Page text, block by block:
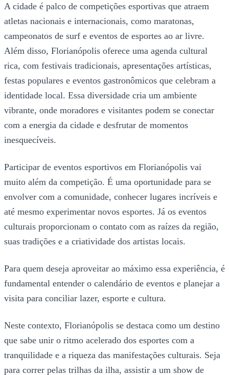
A cidade é palco de competições esportivas que atraem
atletas nacionais e internacionais, como maratonas,
campeonatos de surf e eventos de esportes ao ar livre.
Além disso, Florianópolis oferece uma agenda cultural
rica, com festivais tradicionais, apresentações artísticas,
festas populares e eventos gastronômicos que celebram a
identidade local. Essa diversidade cria um ambiente
vibrante, onde moradores e visitantes podem se conectar
com a energia da cidade e desfrutar de momentos
inesquecíveis.
Participar de eventos esportivos em Florianópolis vai
muito além da competição. É uma oportunidade para se
envolver com a comunidade, conhecer lugares incríveis e
até mesmo experimentar novos esportes. Já os eventos
culturais proporcionam o contato com as raízes da região,
suas tradições e a criatividade dos artistas locais.
Para quem deseja aproveitar ao máximo essa experiência, é
fundamental entender o calendário de eventos e planejar a
visita para conciliar lazer, esporte e cultura.
Neste contexto, Florianópolis se destaca como um destino
que sabe unir o ritmo acelerado dos esportes com a
tranquilidade e a riqueza das manifestações culturais. Seja
para correr pelas trilhas da ilha, assistir a um show de